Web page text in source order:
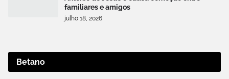
familiares e amigos
julho 18, 2026
Betano